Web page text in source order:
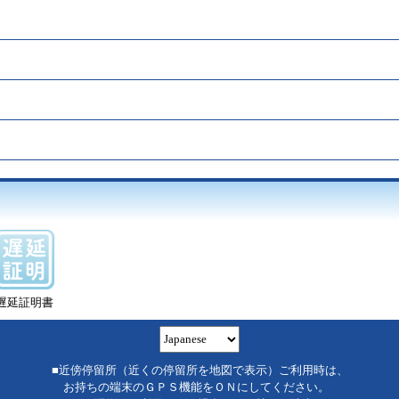
延証明書
■近傍停留所（近くの停留所を地図で表示）ご利用時は、
お持ちの端末のＧＰＳ機能をＯＮにしてください。